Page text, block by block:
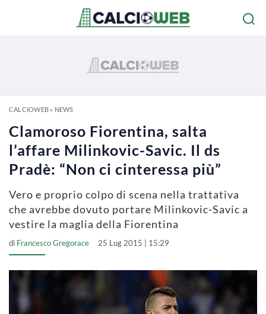
CALCIOWEB» NEWS
Clamoroso Fiorentina, salta
l’affare Milinkovic-Savic. Il ds
Pradè: “Non ci cinteressa più”
Vero e proprio colpo di scena nella trattativa
che avrebbe dovuto portare Milinkovic-Savic a
vestire la maglia della Fiorentina
di Francesco Gregorace 25 Lug 2015 | 15:29